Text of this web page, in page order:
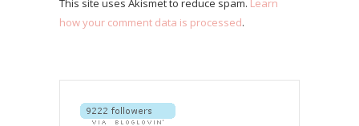
This site uses Akismet to reduce spam. Learn
how your comment data is processed.